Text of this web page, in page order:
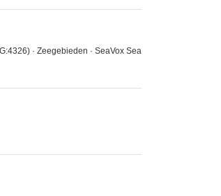
· Zeegebieden · SeaVox Sea